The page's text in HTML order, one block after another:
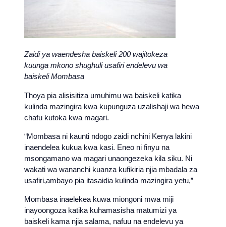
Zaidi ya waendesha baiskeli 200 wajitokeza
kuunga mkono shughuli usafiri endelevu wa
baiskeli Mombasa
Thoya pia alisisitiza umuhimu wa baiskeli katika
kulinda mazingira kwa kupunguza uzalishaji wa hewa
chafu kutoka kwa magari.
“Mombasa ni kaunti ndogo zaidi nchini Kenya lakini
inaendelea kukua kwa kasi. Eneo ni finyu na
msongamano wa magari unaongezeka kila siku. Ni
wakati wa wananchi kuanza kufikiria njia mbadala za
usafiri,ambayo pia itasaidia kulinda mazingira yetu,”
Mombasa inaelekea kuwa miongoni mwa miji
inayoongoza katika kuhamasisha matumizi ya
baiskeli kama njia salama, nafuu na endelevu ya